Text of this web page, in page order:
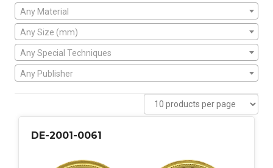
Any Material
Any Size (mm)
Any Special Techniques
Any Publisher
DE-2001-0061